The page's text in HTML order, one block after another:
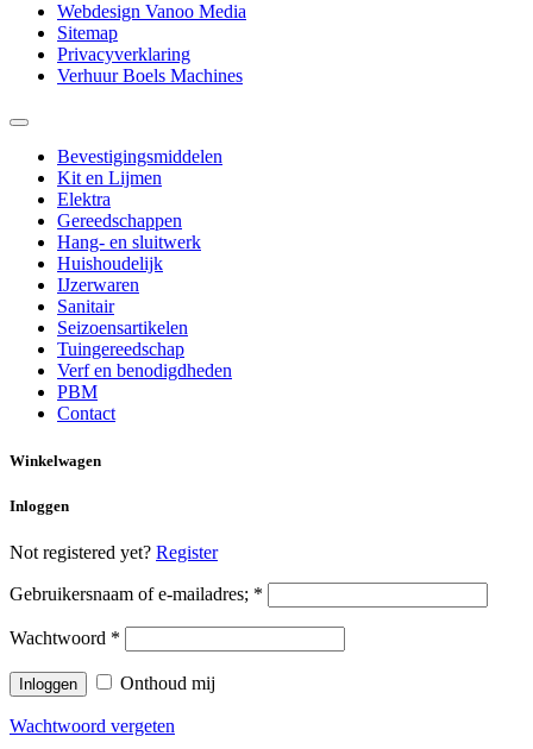
Webdesign Vanoo Media
Sitemap
Privacyverklaring
Verhuur Boels Machines
Bevestigingsmiddelen
Kit en Lijmen
Elektra
Gereedschappen
Hang- en sluitwerk
Huishoudelijk
IJzerwaren
Sanitair
Seizoensartikelen
Tuingereedschap
Verf en benodigdheden
PBM
Contact
Winkelwagen
Inloggen
Not registered yet? Register
Gebruikersnaam of e-mailadres; *
Wachtwoord *
Onthoud mij
Wachtwoord vergeten